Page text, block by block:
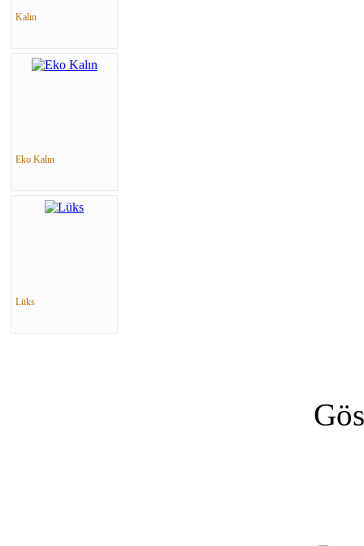
Kalın
Eko Kalın
Lüks